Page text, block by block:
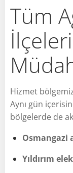
Tüm
Hizmet
Aynı gün
bölgelerde de
Osmangazi
Yıldırım